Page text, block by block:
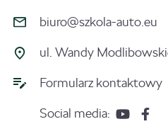
biuro@szkola-auto.eu
ul. Wandy
Formularz kontaktowy
Social media: